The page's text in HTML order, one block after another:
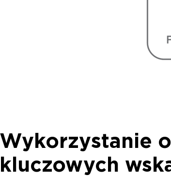
Wykorzystanie
kluczowych